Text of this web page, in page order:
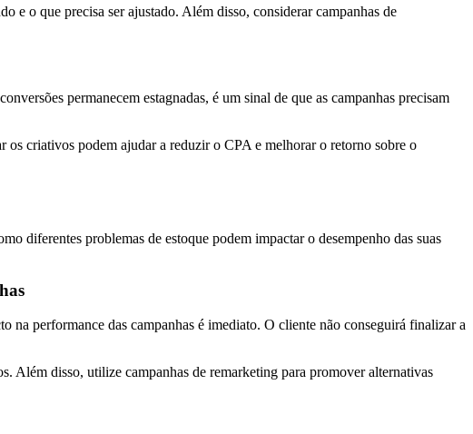
e o que precisa ser ajustado. Além disso, considerar campanhas de
permanecem estagnadas, é um sinal de que as campanhas precisam
os criativos podem ajudar a reduzir o CPA e melhorar o retorno sobre o
diferentes problemas de estoque podem impactar o desempenho das suas
na performance das campanhas é imediato. O cliente não conseguirá finalizar a
Além disso, utilize campanhas de remarketing para promover alternativas